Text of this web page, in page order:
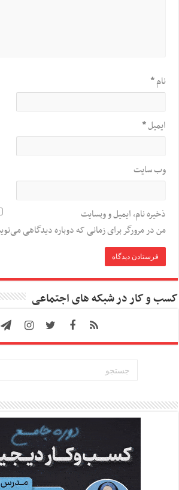
نام*
ایمیل*
وب‌ سایت
ذخیره نام، ایمیل و وبسایت
من در مرورگر برای زمانی که دوباره دیدگاهی
کسب و کار در شبکه های اجتماعی